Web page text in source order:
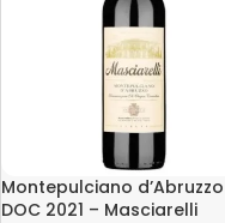
Montepulciano d’Abruzzo
DOC 2021 – Masciarelli